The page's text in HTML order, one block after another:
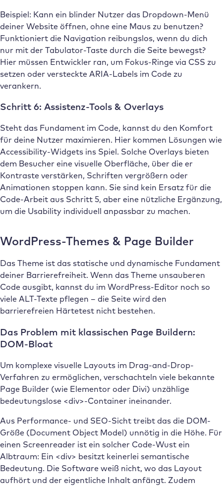
Beispiel: Kann ein blinder Nutzer das Dropdown-Menü
deiner Website öffnen, ohne eine Maus zu benutzen?
Funktioniert die Navigation reibungslos, wenn du dich
nur mit der Tabulator-Taste durch die Seite bewegst?
Hier müssen Entwickler ran, um Fokus-Ringe via CSS zu
setzen oder versteckte ARIA-Labels im Code zu
verankern.
Schritt 6: Assistenz-Tools & Overlays
Steht das Fundament im Code, kannst du den Komfort
für deine Nutzer maximieren. Hier kommen Lösungen wie
Accessibility-Widgets ins Spiel. Solche Overlays bieten
dem Besucher eine visuelle Oberfläche, über die er
Kontraste verstärken, Schriften vergrößern oder
Animationen stoppen kann. Sie sind kein Ersatz für die
Code-Arbeit aus Schritt 5, aber eine nützliche Ergänzung,
um die Usability individuell anpassbar zu machen.
WordPress-Themes & Page Builder
Das Theme ist das statische und dynamische Fundament
deiner Barrierefreiheit. Wenn das Theme unsauberen
Code ausgibt, kannst du im WordPress-Editor noch so
viele ALT-Texte pflegen – die Seite wird den
barrierefreien Härtetest nicht bestehen.
Das Problem mit klassischen Page Buildern:
DOM-Bloat
Um komplexe visuelle Layouts im Drag-and-Drop-
Verfahren zu ermöglichen, verschachteln viele bekannte
Page Builder (wie Elementor oder Divi) unzählige
bedeutungslose <div>-Container ineinander.
Aus Performance- und SEO-Sicht treibt das die DOM-
Größe (Document Object Model) unnötig in die Höhe. Für
einen Screenreader ist ein solcher Code-Wust ein
Albtraum: Ein <div> besitzt keinerlei semantische
Bedeutung. Die Software weiß nicht, wo das Layout
aufhört und der eigentliche Inhalt anfängt. Zudem